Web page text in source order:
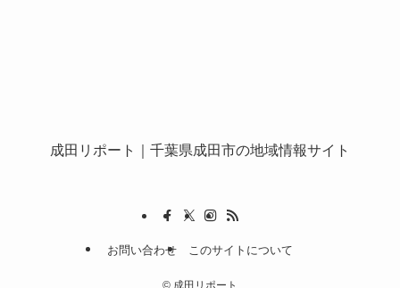
成田リポート ｜千葉県成田市の地域情報サイト
お問い合わせ このサイトについて
© 成田リポート